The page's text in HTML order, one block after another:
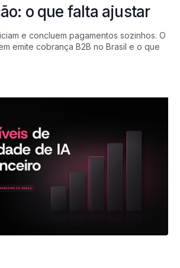
o que falta ajustar
e concluem pagamentos sozinhos. O
emite cobrança B2B no Brasil e o que